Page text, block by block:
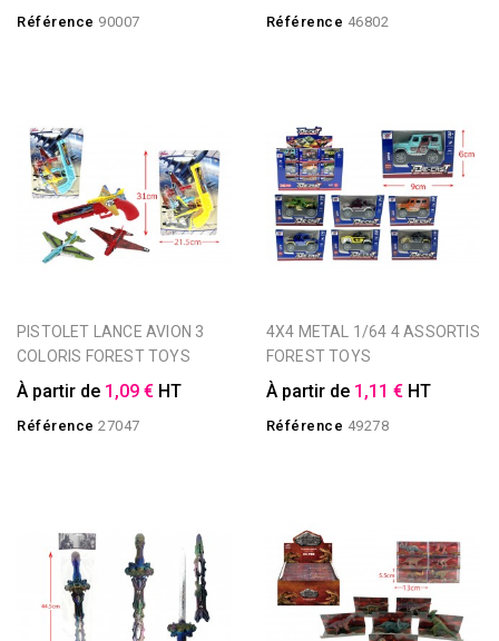
Référence 90007 Référence 46802
PISTOLET LANCE AVION 3
COLORIS FOREST TOYS
À partir de 1,09 € HT
Référence 27047
4X4 METAL 1/64 4 ASSORTIS
FOREST TOYS
À partir de 1,11 € HT
Référence 49278